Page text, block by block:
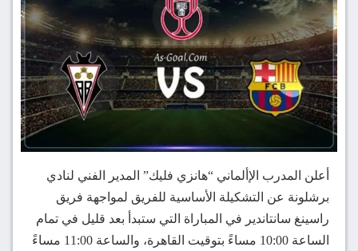
أعلن المدرب الإألماني “هانزي فليك” المدير الفني لنادي
برشلونة عن التشكيلة الأساسية للفريق لمواجهة فريق
راسينغ سانتاندير في المباراة التي ستبدأ بعد قليل في تمام
الساعة 10:00 مساءً بتوقيت القاهرة، والساعة 11:00 مساءً